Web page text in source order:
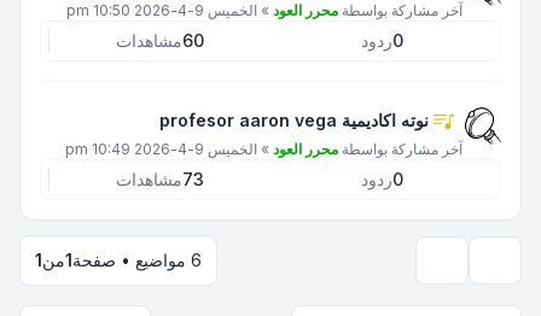
آخر مشاركة بواسطة محرر العود » الخميس 9-4-2026 10:50 pm
0ردود 60مشاهدات
نوته اكاديمية profesor aaron vega
آخر مشاركة بواسطة محرر العود » الخميس 9-4-2026 10:49 pm
0ردود 73مشاهدات
6 مواضيع • صفحة 1من1